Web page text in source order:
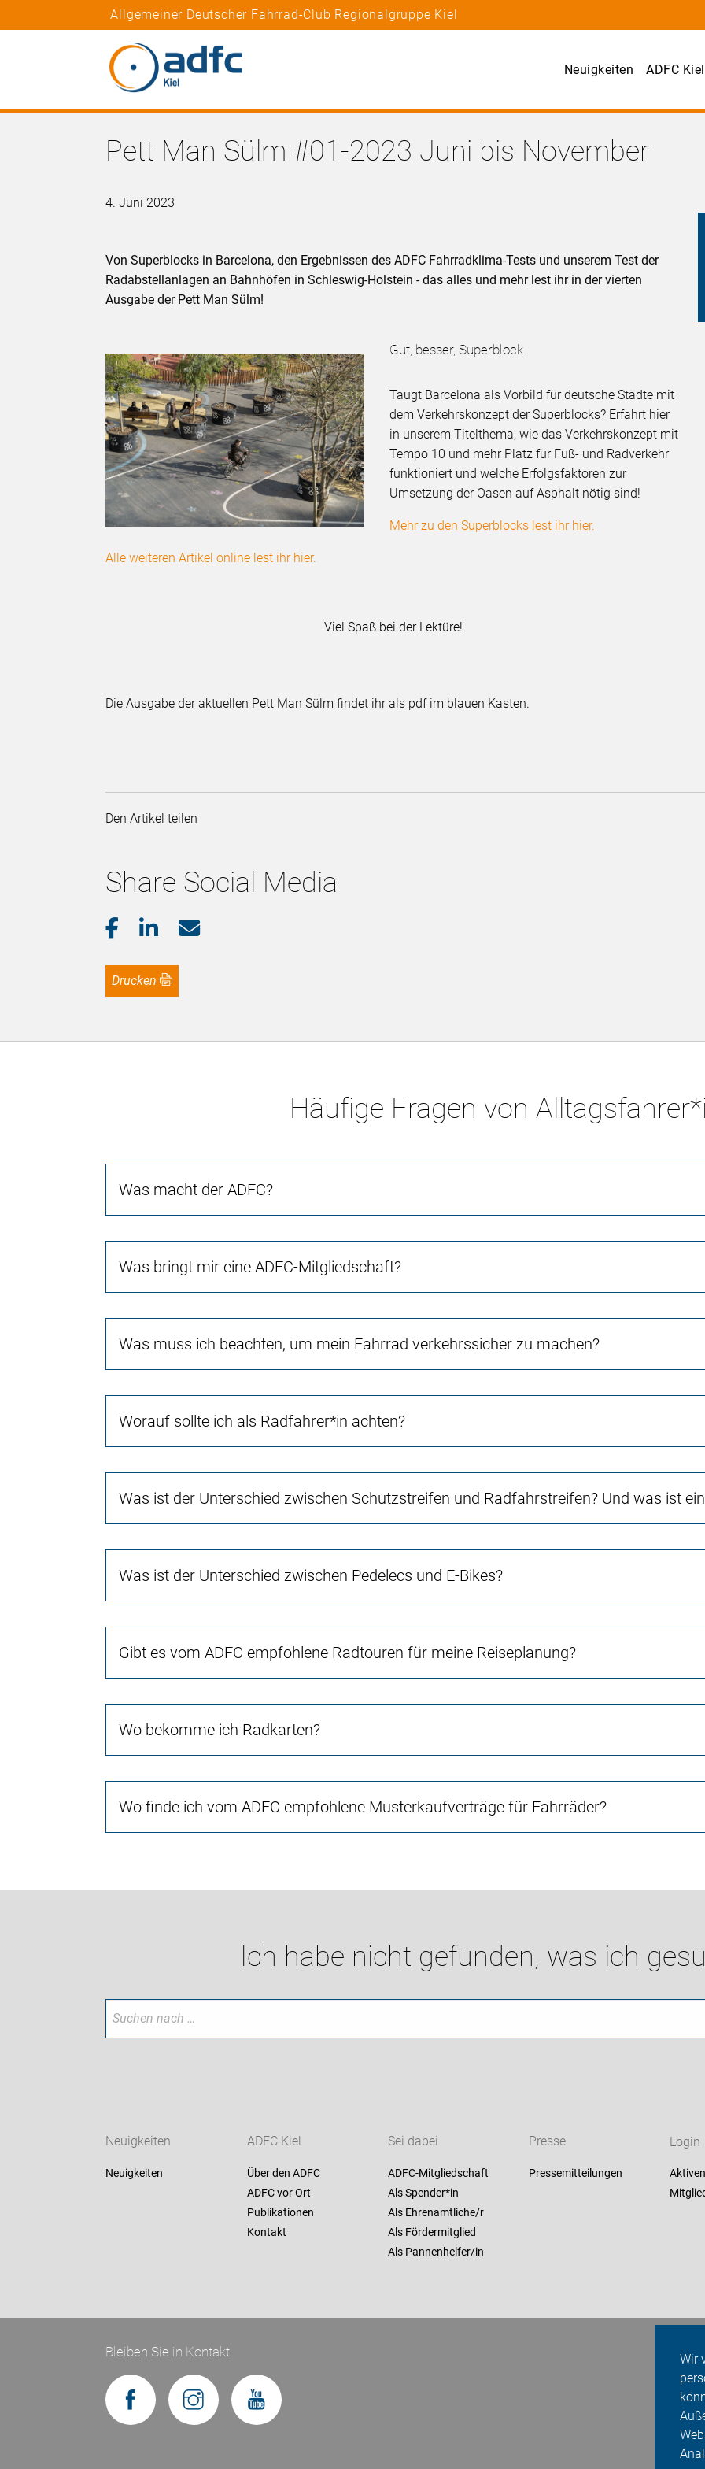
Wir
Allgemeiner Deutscher Fahrrad-Club Regionalgruppe Kiel
Neuigkeiten ADFC Kiel
Pett Man Sülm #01-2023 Juni bis November
4. Juni 2023
Von Superblocks in Barcelona, den Ergebnissen des ADFC Fahrradklima-Tests und unserem Test der
Radabstellanlagen an Bahnhöfen in Schleswig-Holstein - das alles und mehr lest ihr in der vierten
Ausgabe der Pett Man Sülm!
Gut, besser, Superblock
Taugt Barcelona als Vorbild für deutsche Städte mit
dem Verkehrskonzept der Superblocks? Erfahrt hier
in unserem Titelthema, wie das Verkehrskonzept mit
Tempo 10 und mehr Platz für Fuß- und Radverkehr
funktioniert und welche Erfolgsfaktoren zur
Umsetzung der Oasen auf Asphalt nötig sind!
Mehr zu den Superblocks lest ihr hier.
Alle weiteren Artikel online lest ihr hier.
Viel Spaß bei der Lektüre!
Die Ausgabe der aktuellen Pett Man Sülm findet ihr als pdf im blauen Kasten.
Den Artikel teilen
Share Social Media
Drucken
Häufige Fragen von
Was macht der ADFC?
Was bringt mir eine ADFC-Mitgliedschaft?
Was muss ich beachten, um mein Fahrrad verkehrssicher zu machen?
Worauf sollte ich als Radfahrer*in achten?
Was ist der Unterschied zwischen Schutzstreifen und Radfahrstreifen? Und was ist
Was ist der Unterschied zwischen Pedelecs und E-Bikes?
Gibt es vom ADFC empfohlene Radtouren für meine Reiseplanung?
Wo bekomme ich Radkarten?
Wo finde ich vom ADFC empfohlene Musterkaufverträge für Fahrräder?
Ich habe nicht gefunden, was ich
Neuigkeiten
Neuigkeiten
ADFC Kiel
Über den ADFC
ADFC vor Ort
Publikationen
Kontakt
Sei dabei
ADFC-Mitgliedschaft
Als Spender*in
Als Ehrenamtliche/r
Als Fördermitglied
Als Pannenhelfer/in
Presse
Pressemitteilungen
Login
Bleiben Sie in Kontakt